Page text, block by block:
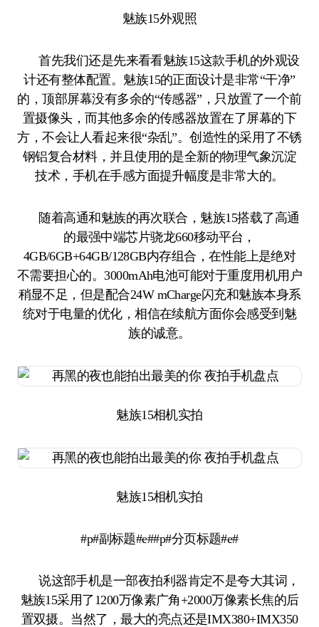
魅族15外观照
首先我们还是先来看看魅族15这款手机的外观设
计还有整体配置。魅族15的正面设计是非常“干净”
的，顶部屏幕没有多余的“传感器”，只放置了一个前
置摄像头，而其他多余的传感器放置在了屏幕的下
方，不会让人看起来很“杂乱”。创造性的采用了不锈
钢铝复合材料，并且使用的是全新的物理气象沉淀
技术，手机在手感方面提升幅度是非常大的。
随着高通和魅族的再次联合，魅族15搭载了高通
的最强中端芯片骁龙660移动平台，
4GB/6GB+64GB/128GB内存组合，在性能上是绝对
不需要担心的。3000mAh电池可能对于重度用机用户
稍显不足，但是配合24W mCharge闪充和魅族本身系
统对于电量的优化，相信在续航方面你会感受到魅
族的诚意。
魅族15相机实拍
魅族15相机实拍
#p#副标题#e##p#分页标题#e#
说这部手机是一部夜拍利器肯定不是夸大其词，
魅族15采用了1200万像素广角+2000万像素长焦的后
置双摄。当然了，最大的亮点还是IMX380+IMX350